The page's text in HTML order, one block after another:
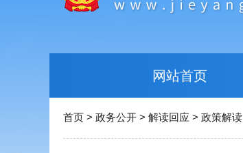
网站首页
首页 > 政务公开 > 解读回应 > 政策解读